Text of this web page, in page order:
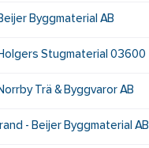
Byggmaterial AB
Stugmaterial 03600
Trä & Byggvaror AB
- Beijer Byggmaterial AB